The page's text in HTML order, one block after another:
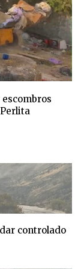
controlado